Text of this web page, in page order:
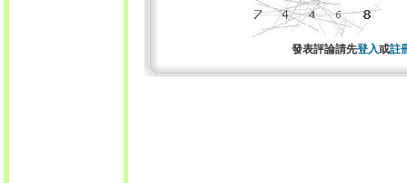
發表評論請先登入或註